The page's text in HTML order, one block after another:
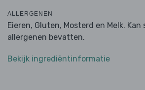
ALLERGENEN
Eieren, Gluten, Mosterd en Melk.
allergenen bevatten.
Bekijk ingrediëntinformatie